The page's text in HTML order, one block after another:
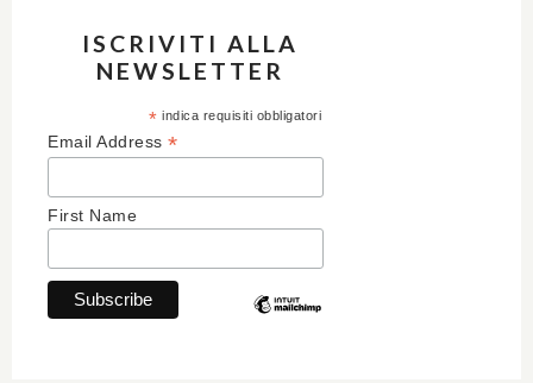
ISCRIVITI ALLA
NEWSLETTER
* indica requisiti obbligatori
Email Address *
First Name